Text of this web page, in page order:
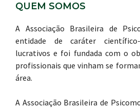
QUEM SOMOS
A Associação Brasileira de
entidade de caráter
lucrativos e foi fundada com o
profissionais que vinham se
área.
A Associação Brasileira de